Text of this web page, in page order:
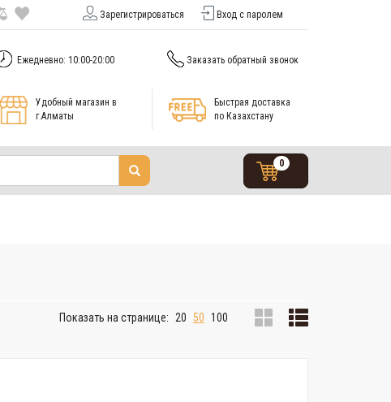
Зарегистрироваться Вход с паролем
Ежедневно: 10:00-20:00 Заказать обратный звонок
Удобный магазин в
г.Алматы
Быстрая доставка
по Казахстану
0
Показать на странице: 20 50 100